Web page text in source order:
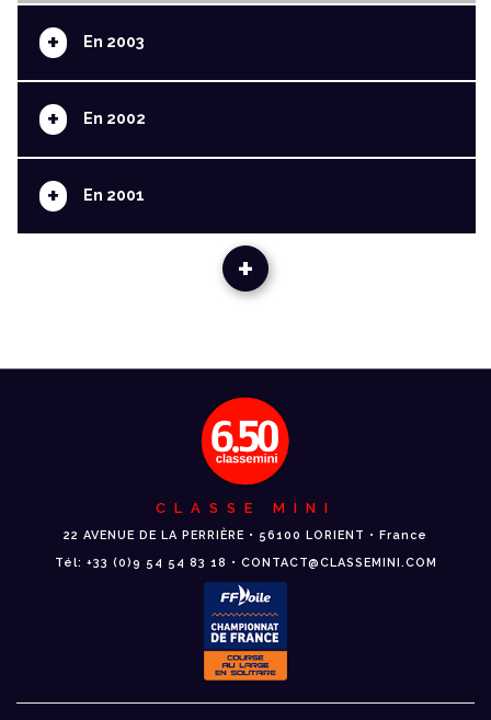
+ En 2003
+ En 2002
+ En 2001
+
CLASSE MINI
22 AVENUE DE LA PERRIÈRE • 56100 LORIENT • France
Tél: +33 (0)9 54 54 83 18 • CONTACT@CLASSEMINI.COM